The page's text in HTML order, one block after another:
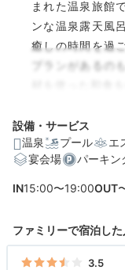
まれた温泉旅館
ンな温泉露天風
癒しの時間を過
プランがあるの
材を使った和食
編集部
ゆったり温泉
呂付客室
設備・サービス
温泉
プール エ
宴会場
パーキン
IN15:00〜19:00OUT
ファミリーで宿泊した
3.5